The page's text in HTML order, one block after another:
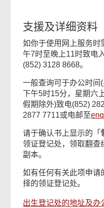
支援及详细资料
如你于使用网上服务时
午7时至晚上11时致电
(852) 3128 8668。
一般查询可于办公时间
下午5时15分，星期六
假期除外)致电(852)
2877 7711或电邮至
请于确认书上显示的「
领证登记处，领取翻查
副本。
如有任何有关此项申请
择的领证登记处。
出生登记处的地址及办